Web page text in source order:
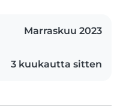
Marraskuu 2023
3 kuukautta sitten